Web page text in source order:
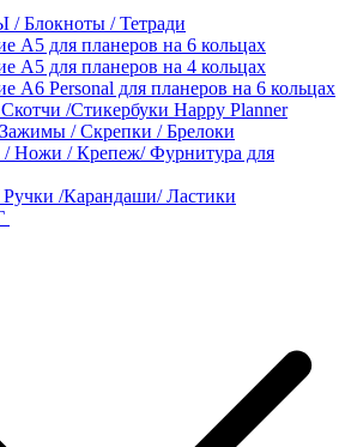
Блокноты / Тетради
А5 для планеров на 6 кольцах
А5 для планеров на 4 кольцах
А6 Personal для планеров на 6 кольцах
/Стикербуки Happy Planner
/ Скрепки / Брелоки
Ножи / Крепеж/ Фурнитура для
/Карандаши/ Ластики